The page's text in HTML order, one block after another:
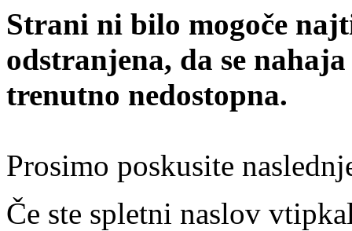
Strani ni bilo mogoče
odstranjena, da se
trenutno nedostopna.
Prosimo poskusite
Če ste spletni naslov